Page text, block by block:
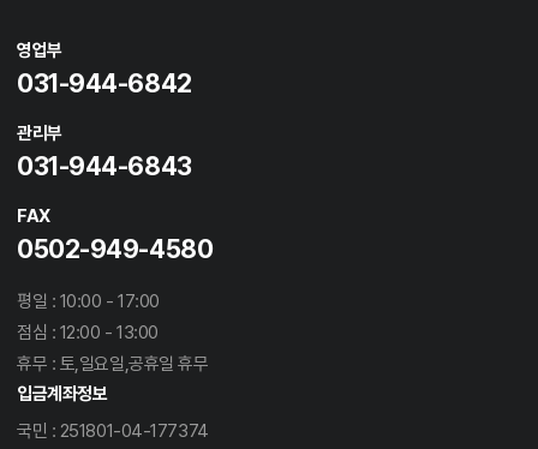
영업부
031-944-6842
관리부
031-944-6843
FAX
0502-949-4580
평일 : 10:00 - 17:00
점심 : 12:00 - 13:00
휴무 : 토,일요일,공휴일 휴무
입금계좌정보
국민 : 251801-04-177374